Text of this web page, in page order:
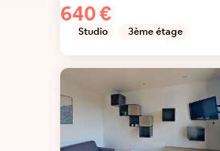
640 €
Studio 3ème étage